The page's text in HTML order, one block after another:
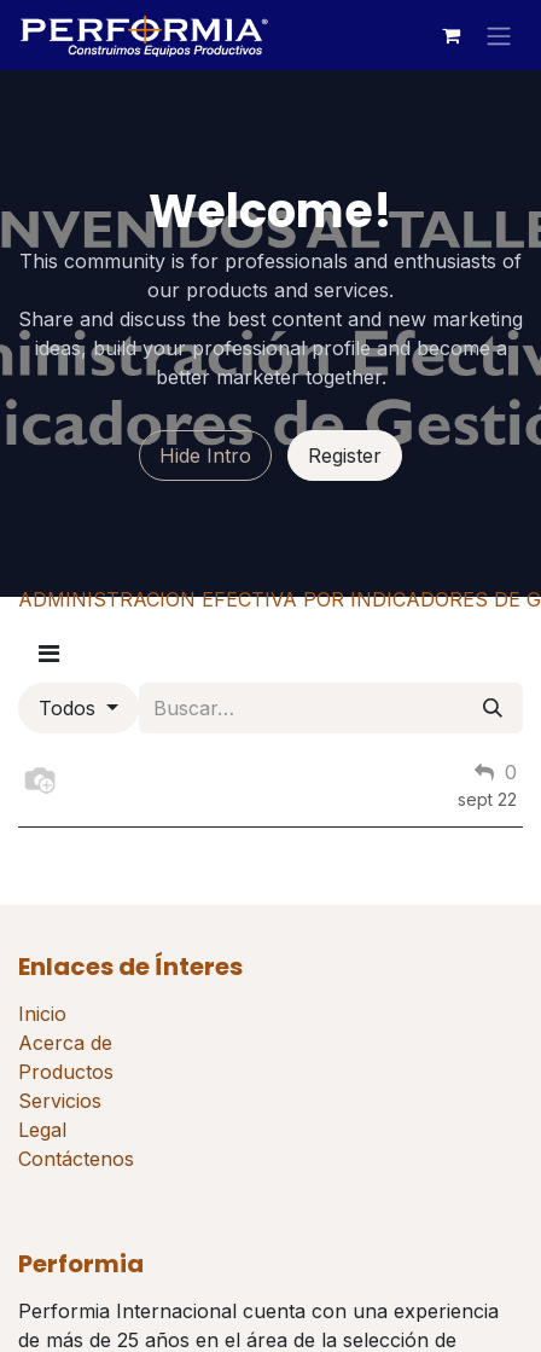
Ir al contenido
Welcome!
This community is for professionals and enthusiasts of
our products and services.
Share and discuss the best content and new marketing
ideas, build your professional profile and become a
better marketer together.
Hide Intro Register
ADMINISTRACION EFECTIVA POR INDICADORES DE
Todos
0
sept 22
Enlaces de Ínteres
Inicio
Acerca de
Productos
Servicios
Legal
Contáctenos
Performia
Performia Internacional cuenta con una experiencia
de más de 25 años en el área de la selección de